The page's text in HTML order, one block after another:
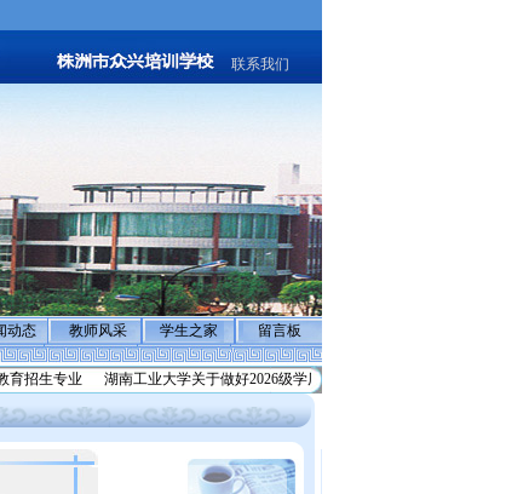
联系我们
动态 教师风采 学生之家 留言板
招生专业 湖南工业大学关于做好2026级学历继续教育学生